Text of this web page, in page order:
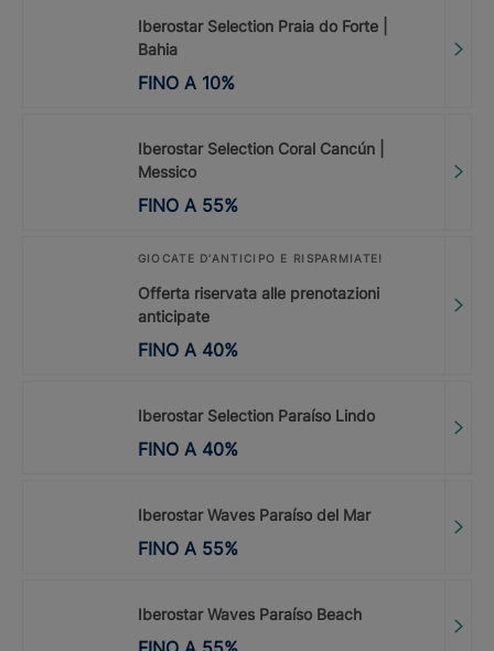
Iberostar Selection Praia do Forte |
Bahia
FINO A 10%
Iberostar Selection Coral Cancún |
Messico
FINO A 55%
GIOCATE D’ANTICIPO E RISPARMIATE!
Offerta riservata alle prenotazioni
anticipate
FINO A 40%
Iberostar Selection Paraíso Lindo
FINO A 40%
Iberostar Waves Paraíso del Mar
FINO A 55%
Iberostar Waves Paraíso Beach